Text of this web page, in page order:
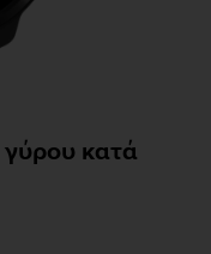
γύρου κατά